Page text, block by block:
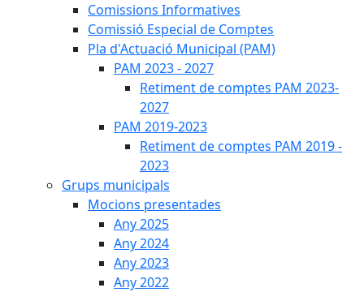
Comissions Informatives
Comissió Especial de Comptes
Pla d'Actuació Municipal (PAM)
PAM 2023 - 2027
Retiment de comptes PAM 2023-
2027
PAM 2019-2023
Retiment de comptes PAM 2019 -
2023
Grups municipals
Mocions presentades
Any 2025
Any 2024
Any 2023
Any 2022